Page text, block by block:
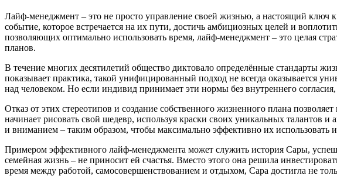
Лайф-менеджмент – это не просто управление своей жизнью, а настоящий ключ
событие, которое встречается на их пути, достичь амбициозных целей и
позволяющих оптимально использовать время, лайф-менеджмент – это целая
планов.
В течение многих десятилетий общество диктовало определённые стандарты
показывает практика, такой унифицированный подход не всегда оказывается
над человеком. Но если индивид принимает эти нормы без внутреннего
Отказ от этих стереотипов и создание собственного жизненного плана
начинает рисовать свой шедевр, используя краски своих уникальных
и вниманием – таким образом, чтобы максимально эффективно их использовать
Примером эффективного лайф-менеджмента может служить история Сары,
семейная жизнь – не приносит ей счастья. Вместо этого она решила
время между работой, самосовершенствованием и отдыхом, Сара достигла не